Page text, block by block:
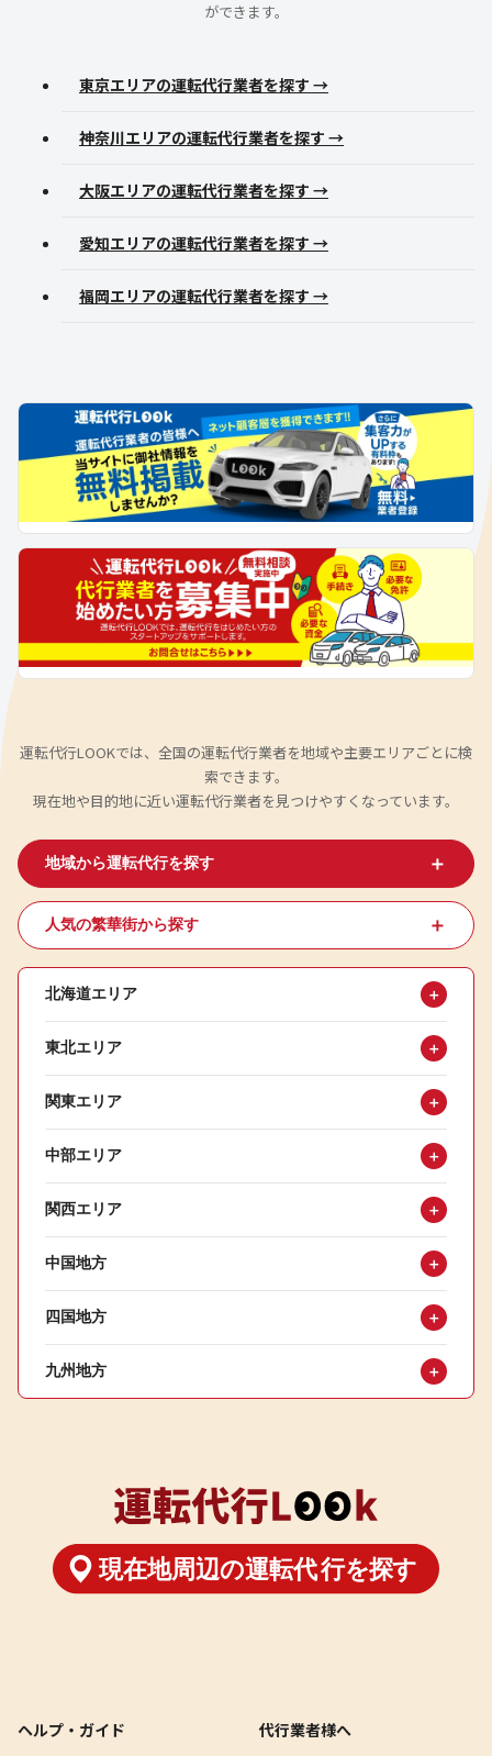
ができます。
東京エリアの運転代行業者を探す →
神奈川エリアの運転代行業者を探す →
大阪エリアの運転代行業者を探す →
愛知エリアの運転代行業者を探す →
福岡エリアの運転代行業者を探す →
運転代行LOOKでは、全国の運転代行業者を地域や主要エリアごとに検
索できます。
現在地や目的地に近い運転代行業者を見つけやすくなっています。
地域から運転代行を探す ＋
人気の繁華街から探す ＋
北海道エリア ＋
東北エリア ＋
関東エリア ＋
中部エリア ＋
関西エリア ＋
中国地方 ＋
四国地方 ＋
九州地方 ＋
ヘルプ・ガイド 代行業者様へ